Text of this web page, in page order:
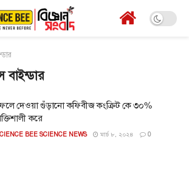
বাইন্ডার
দেওয়া গুঁড়ানো কফিবীজ কংক্রিট কে ৩০%
করে
BEE SCIENCE NEWS মার্চ ৮, ২০২৪ 0